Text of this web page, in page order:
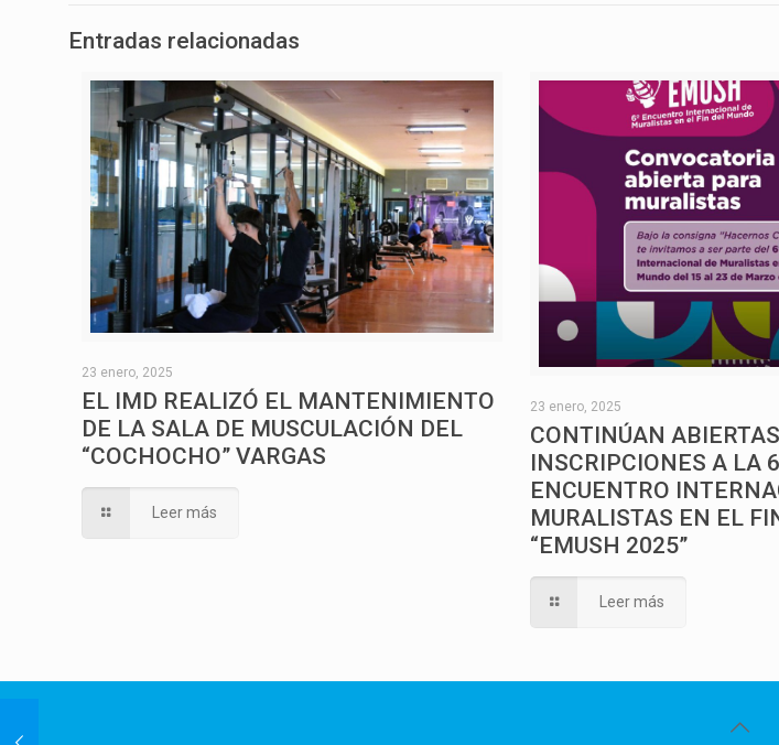
Entradas relacionadas
23 enero, 2025
EL IMD REALIZÓ EL MANTENIMIENTO
DE LA SALA DE MUSCULACIÓN DEL
“COCHOCHO” VARGAS
Leer más
23 enero, 2025
CONTINÚAN
INSCRIPCIONES A LA
ENCUENTRO
MURALISTAS EN EL
“EMUSH 2025”
Leer más